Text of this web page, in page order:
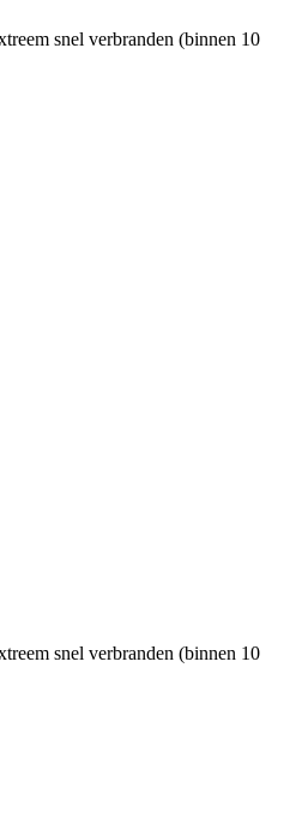
snel verbranden (binnen 10
snel verbranden (binnen 10